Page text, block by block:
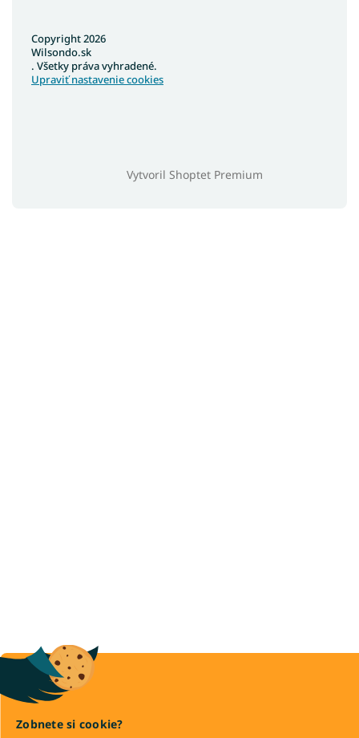
Zobnete si cookie?
Vytvoril Shoptet Premium
Copyright 2026
Wilsondo.sk
. Všetky práva vyhradené.
Upraviť nastavenie cookies